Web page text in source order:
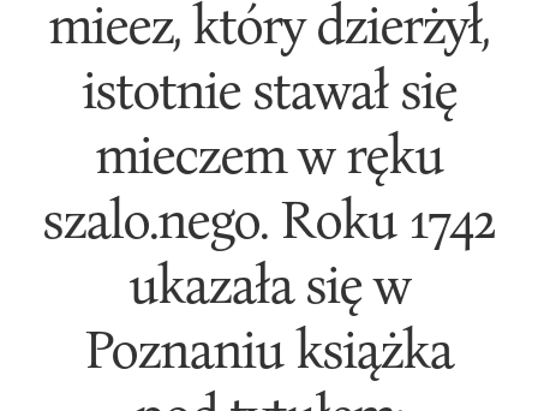
mieez, który dzierżył,
istotnie stawał się
mieczem w ręku
szalo.nego. Roku 1742
ukazała się w
Poznaniu książka